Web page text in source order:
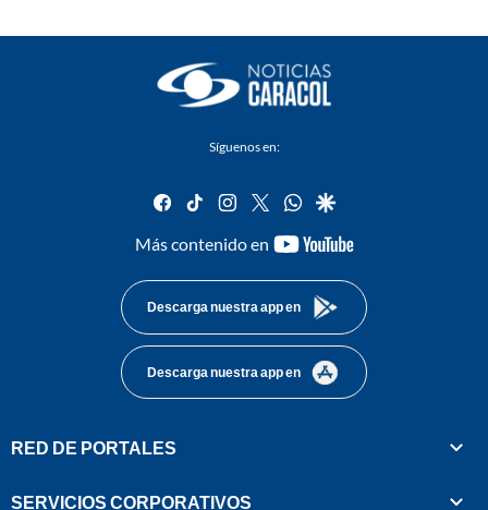
Síguenos en:
facebook
tiktok instagram
twitterwhatsapp
google
Más contenido en
youtube-
Descarga nuestra app en
Descarga nuestra app en
RED DE PORTALES
SERVICIOS CORPORATIVOS